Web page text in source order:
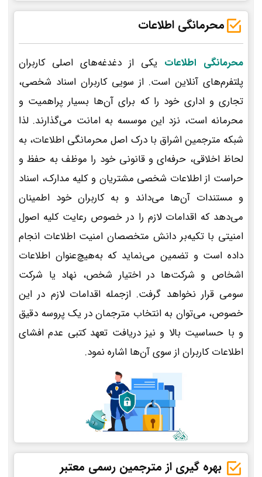
محرمانگی اطلاعات
محرمانگی اطلاعات یکی از دغدغه‌های اصلی کاربران
پلتفرم‌های آنلاین است. از سویی کاربران اسناد شخصی،
تجاری و اداری خود را که برای آن‌ها بسیار پراهمیت و
محرمانه است، نزد این موسسه به امانت می‌گذارند. لذا
شبکه مترجمین اشراق با درک اصل محرمانگی اطلاعات، به
لحاظ اخلاقی، حرفه‌ای و قانونی خود را موظف به حفظ و
حراست از اطلاعات شخصی مشتریان و کلیه مدارک، اسناد
و مستندات آن‌ها می‌داند و به کاربران خود اطمینان
می‌دهد که اقدامات لازم را در خصوص رعایت کلیه اصول
امنیتی با تکیه‌بر دانش متخصصان امنیت اطلاعات انجام
داده است و تضمین می‌نماید که به‌هیچ‌عنوان اطلاعات
اشخاص و شرکت‌ها در اختیار شخص، نهاد یا شرکت
سومی قرار نخواهد گرفت. ازجمله اقدامات لازم در این
خصوص، می‌توان به انتخاب مترجمان در یک پروسه دقیق
و با حساسیت بالا و نیز دریافت تعهد کتبی عدم افشای
اطلاعات کاربران از سوی آن‌ها اشاره نمود.
بهره گیری از مترجمین رسمی معتبر